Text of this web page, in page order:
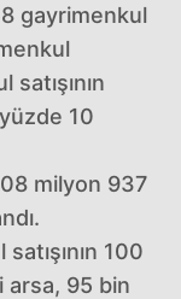
gayrimenkul
10
milyon 937
100
95 bin